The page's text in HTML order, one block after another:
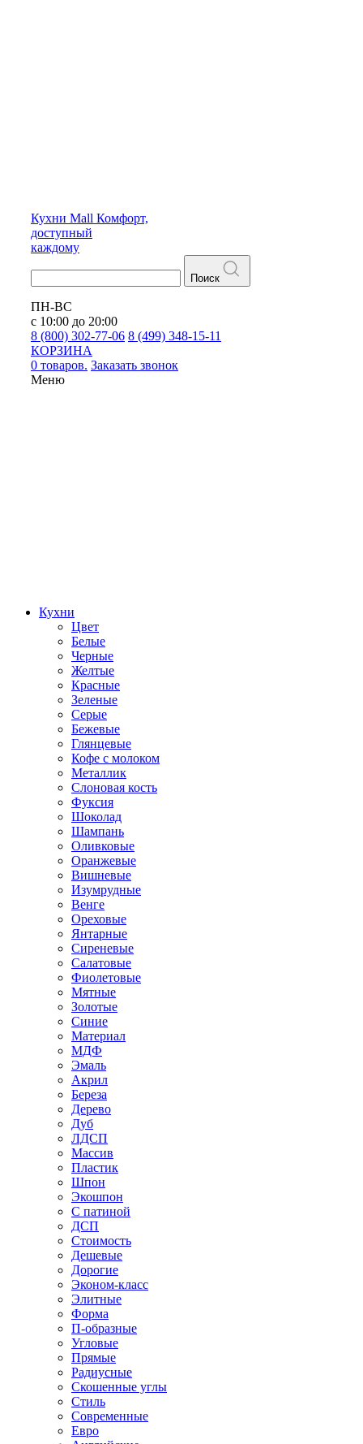
Кухни Mall Комфорт,
доступный
каждому
Поиск
ПН-ВС
с 10:00 до 20:00
8 (800) 302-77-06 8 (499) 348-15-11
КОРЗИНА
0 товаров. Заказать звонок
Меню
Кухни
Цвет
Белые
Черные
Желтые
Красные
Зеленые
Серые
Бежевые
Глянцевые
Кофе с молоком
Металлик
Слоновая кость
Фуксия
Шоколад
Шампань
Оливковые
Оранжевые
Вишневые
Изумрудные
Венге
Ореховые
Янтарные
Сиреневые
Салатовые
Фиолетовые
Мятные
Золотые
Синие
Материал
МДФ
Эмаль
Акрил
Береза
Дерево
Дуб
ЛДСП
Массив
Пластик
Шпон
Экошпон
С патиной
ДСП
Стоимость
Дешевые
Дорогие
Эконом-класс
Элитные
Форма
П-образные
Угловые
Прямые
Радиусные
Скошенные углы
Стиль
Современные
Евро